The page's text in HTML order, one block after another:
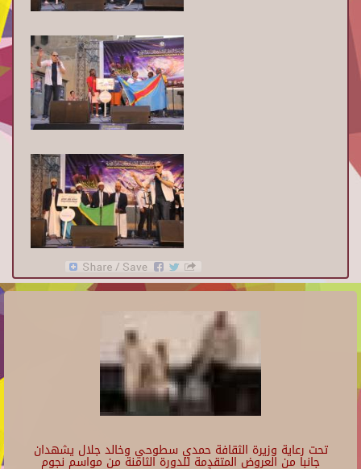
تحت رعاية وزيرة الثقافة حمدي سطوحي وخالد جلال يشهدان
جانبا من العروض المتقدمة للدورة الثامنة من مواسم نجوم